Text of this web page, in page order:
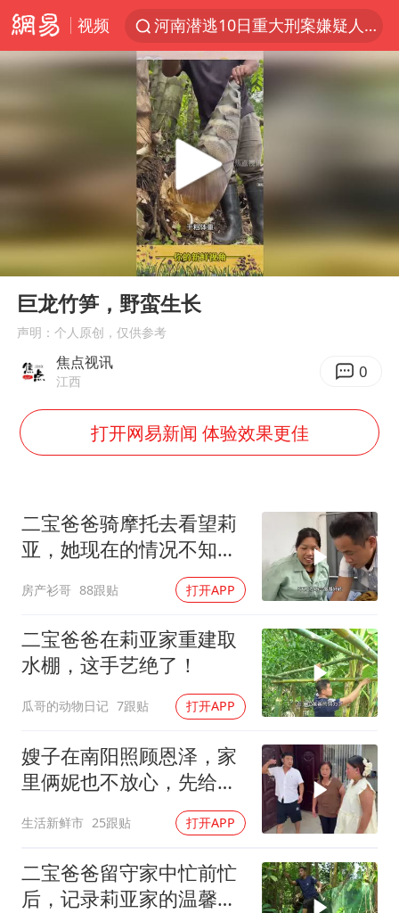
视频
河南潜逃10日重大刑案嫌疑人落网
西湖突现狂风暴雨 游客瞬间被浇透
金饰克价一夜涨回1300元
新疆景区自驾服务费改为按车收费
永和豆浆创始人林炳生去世
视频丨中国东方电气集团原党组副书记、董事宋致远被查
白海豚将正面袭击贯穿浙江
浙江台州《告全体市民书》
酒店回应车内过夜被收150元
牛津大学一纸声明甩不了锅
几元成本 千万市值蒸发
人民的健康、体质、幸福一脉相承
Play
巨龙竹笋，野蛮生长
声明：个人原创，仅供参考
焦点视讯
江西 0
打开网易新闻 体验效果更佳
二宝爸爸骑摩托去看望莉
亚，她现在的情况不知道
房产衫哥 88跟贴 打开APP
二宝爸爸在莉亚家重建取
水棚，这手艺绝了！
瓜哥的动物日记 7跟贴 打开APP
嫂子在南阳照顾恩泽，家
里俩妮也不放心，先给她
生活新鲜市 25跟贴 打开APP
二宝爸爸留守家中忙前忙
后，记录莉亚家的温馨日